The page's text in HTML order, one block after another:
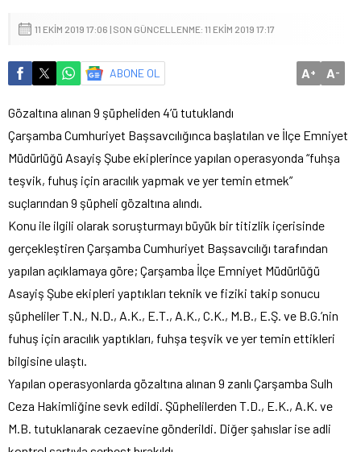
11 EKIM 2019 17:06 | SON GÜNCELLENME: 11 EKIM 2019 17:17
ABONE OL A+ A-
Gözaltına alınan 9 şüpheliden 4’ü tutuklandı
Çarşamba Cumhuriyet Başsavcılığınca başlatılan ve İlçe Emniyet
Müdürlüğü Asayiş Şube ekiplerince yapılan operasyonda “fuhşa
teşvik, fuhuş için aracılık yapmak ve yer temin etmek”
suçlarından 9 şüpheli gözaltına alındı.
Konu ile ilgili olarak soruşturmayı büyük bir titizlik içerisinde
gerçekleştiren Çarşamba Cumhuriyet Başsavcılığı tarafından
yapılan açıklamaya göre; Çarşamba İlçe Emniyet Müdürlüğü
Asayiş Şube ekipleri yaptıkları teknik ve fiziki takip sonucu
şüpheliler T.N., N.D., A.K., E.T., A.K., C.K., M.B., E.Ş. ve B.G.’nin
fuhuş için aracılık yaptıkları, fuhşa teşvik ve yer temin ettikleri
bilgisine ulaştı.
Yapılan operasyonlarda gözaltına alınan 9 zanlı Çarşamba Sulh
Ceza Hakimliğine sevk edildi. Şüphelilerden T.D., E.K., A.K. ve
M.B. tutuklanarak cezaevine gönderildi. Diğer şahıslar ise adli